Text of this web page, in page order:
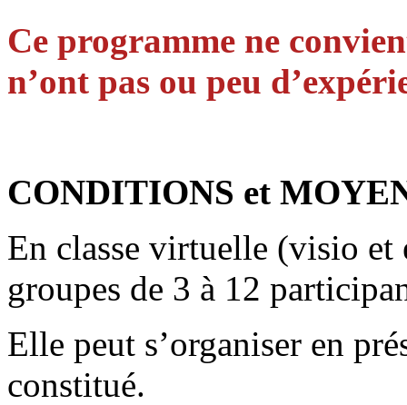
Ce programme ne
n’ont pas ou peu
CONDITIONS et
En classe virtuelle (visio et
groupes de 3 à 12
Elle peut s’organiser en
constitué.